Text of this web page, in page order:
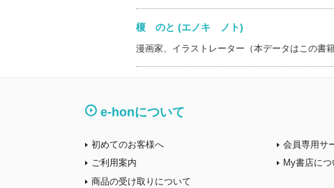
榎 のと (エノキ ノト)
漫画家、イラストレーター（本データはこの書
e-honについて
初めてのお客様へ
ご利用案内
商品の受け取りについて
会員専用サ
My書店につ